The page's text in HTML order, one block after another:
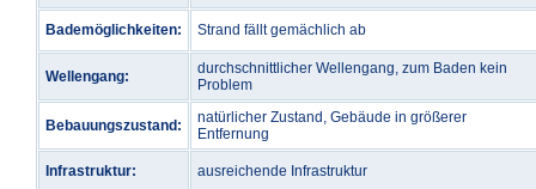
Bademöglichkeiten: Strand fällt gemächlich ab
Wellengang:
durchschnittlicher Wellengang, zum Baden kein
Problem
Bebauungszustand:
natürlicher Zustand, Gebäude in größerer
Entfernung
Infrastruktur: ausreichende Infrastruktur